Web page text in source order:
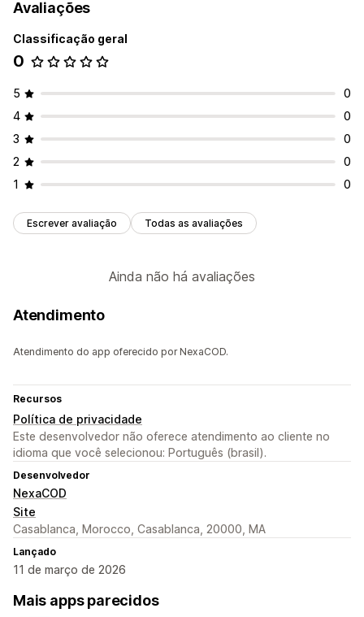
Avaliações
Classificação geral
0
5
0
4
0
3
0
2
0
1
0
Escrever avaliação Todas as avaliações
Ainda não há avaliações
Atendimento
Atendimento do app oferecido por NexaCOD.
Recursos
Política de privacidade
Este desenvolvedor não oferece atendimento ao cliente no
idioma que você selecionou: Português (brasil).
Desenvolvedor
NexaCOD
Site
Casablanca, Morocco, Casablanca, 20000, MA
Lançado
11 de março de 2026
Mais apps parecidos